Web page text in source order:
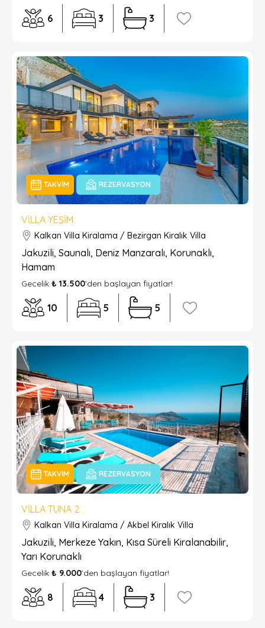
6 3 3
TAKVIM REZERVASYON
VILLA YEŞIM
Kalkan Villa Kiralama / Bezirgan Kiralık Villa
Jakuzili, Saunalı, Deniz Manzaralı, Korunaklı,
Hamam
Gecelik ₺ 13.500’den başlayan fiyatlar!
10 5 5
TAKVIM REZERVASYON
VILLA TUNA 2
Kalkan Villa Kiralama / Akbel Kiralık Villa
Jakuzili, Merkeze Yakın, Kısa Süreli Kiralanabilir,
Yarı Korunaklı
Gecelik ₺ 9.000’den başlayan fiyatlar!
8 4 3